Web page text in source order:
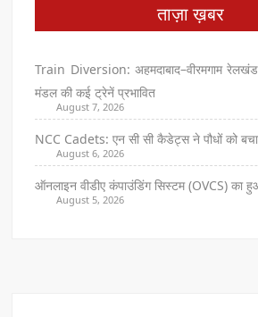
ताज़ा ख़बर
Train Diversion: अहमदाबाद–वीरमगाम
मंडल की कई ट्रेनें प्रभावित
August 7, 2026
NCC Cadets: एन सी सी कैडेट्स ने पौधों को
August 6, 2026
ऑनलाइन वीडीए कंपाउंडिंग सिस्टम (OVCS) का
August 5, 2026